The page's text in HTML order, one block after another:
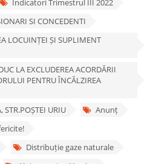
Indicatori Trimestrul III 2022
SI CONCEDENTI
LOCUINȚEI ȘI SUPLIMENT
LA EXCLUDEREA ACORDĂRII
PENTRU ÎNCĂLZIREA
STR.POȘTEI URIU
Anunț
Distribuție gaze naturale